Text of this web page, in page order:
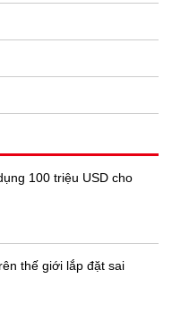
100 triệu USD cho
thế giới lắp đặt sai